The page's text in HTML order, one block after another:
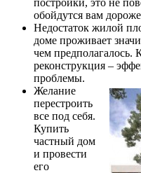
обойдутся вам
Недостаток жилой
доме проживает
чем предполагалось.
реконструкция –
проблемы.
Желание
перестроить
все под себя.
Купить
частный дом
и провести
его